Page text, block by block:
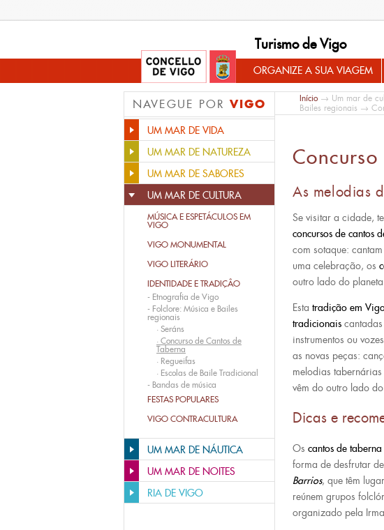
Turismo de Vigo
ORGANIZE A SUA VIAGEM
NAVEGUE POR VIGO
UM MAR DE VIDA
UM MAR DE NATUREZA
UM MAR DE SABORES
UM MAR DE CULTURA
MÚSICA E ESPETÁCULOS EM
VIGO
VIGO MONUMENTAL
VIGO LITERÁRIO
IDENTIDADE E TRADIÇÂO
- Etnografia de Vigo
- Folclore: Música e Bailes
regionais
· Seráns
· Concurso de Cantos de
Taberna
· Regueifas
· Escolas de Baile Tradicional
- Bandas de música
FESTAS POPULARES
VIGO CONTRACULTURA
UM MAR DE NÁUTICA
UM MAR DE NOITES
RIA DE VIGO
Início→ Um mar de
Bailes regionais →
As melodias
Se visitar a cidade,
concursos de cantos
com sotaque:
uma celebração, os
outro lado do
Esta tradição em
tradicionais
instrumentos ou
as novas peças:
melodias
vêm do outro lado
Dicas e
Os cantos de
forma de desfrutar
Barrios, que têm
reúnem grupos
organizado pela